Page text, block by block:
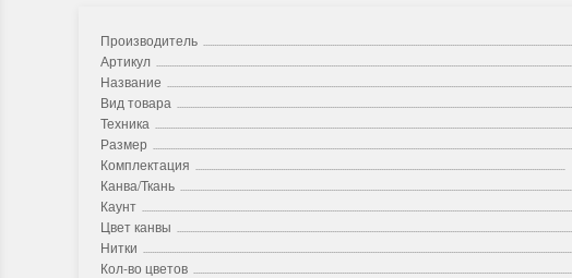
Производитель
Артикул
Название
Вид товара
Техника
Размер
Комплектация
Канва/Ткань
Каунт
Цвет канвы
Нитки
Кол-во цветов